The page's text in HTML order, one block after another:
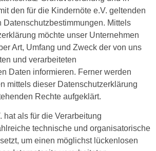
den für die Kindernöte e.V. geltenden
Datenschutzbestimmungen. Mittels
möchte unser Unternehmen
Art, Umfang und Zweck der von uns
und verarbeiteten
Daten informieren. Ferner werden
mittels dieser Datenschutzerklärung
Rechte aufgeklärt.
hat als für die Verarbeitung
technische und organisatorische
um einen möglichst lückenlosen